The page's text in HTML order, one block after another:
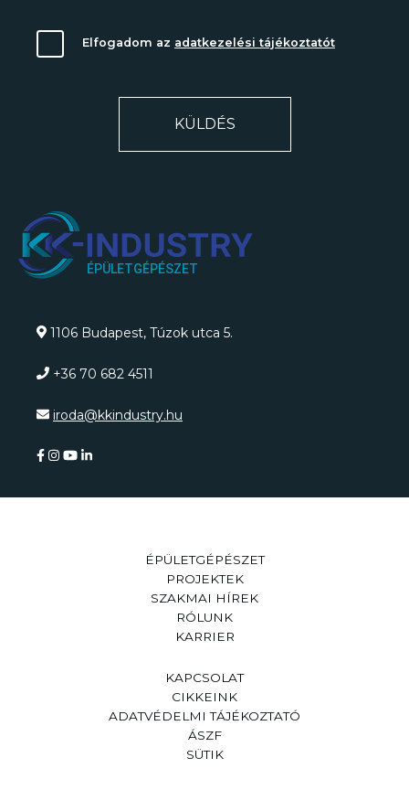
Elfogadom az adatkezelési tájékoztatót
KÜLDÉS
1106 Budapest, Túzok utca 5.
+36 70 682 4511
iroda@kkindustry.hu
ÉPÜLETGÉPÉSZET
PROJEKTEK
SZAKMAI HÍREK
RÓLUNK
KARRIER
KAPCSOLAT
CIKKEINK
ADATVÉDELMI TÁJÉKOZTATÓ
ÁSZF
SÜTIK